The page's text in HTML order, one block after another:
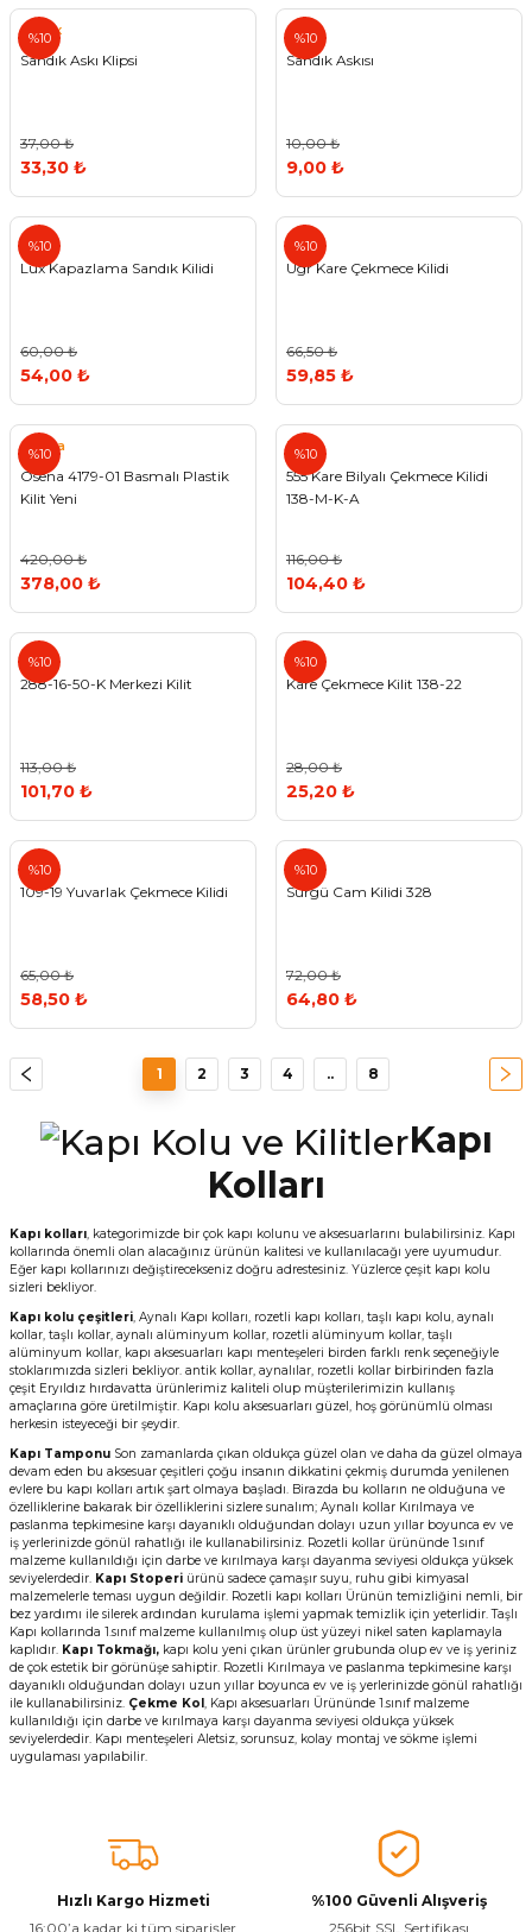
%10
Canex
Sandık Askı Klipsi
37,00 ₺
33,30 ₺
%10
Sandık Askısı
10,00 ₺
9,00 ₺
%10
Lüx Kapazlama Sandık Kilidi
60,00 ₺
54,00 ₺
%10
Std
Ugr Kare Çekmece Kilidi
66,50 ₺
59,85 ₺
%10
Osena
Osena 4179-01 Basmalı Plastik
Kilit Yeni
420,00 ₺
378,00 ₺
%10
555
555 Kare Bilyalı Çekmece Kilidi
138-M-K-A
116,00 ₺
104,40 ₺
%10
Std
288-16-50-K Merkezi Kilit
113,00 ₺
101,70 ₺
%10
Kare Çekmece Kilit 138-22
28,00 ₺
25,20 ₺
%10
Std
109-19 Yuvarlak Çekmece Kilidi
65,00 ₺
58,50 ₺
%10
Sürgü Cam Kilidi 328
72,00 ₺
64,80 ₺
1 2 3 4 .. 8
Kapı
Kolları
Kapı kolları, kategorimizde bir çok kapı kolunu ve aksesuarlarını bulabilirsiniz. Kapı
kollarında önemli olan alacağınız ürünün kalitesi ve kullanılacağı yere uyumudur.
Eğer kapı kollarınızı değiştirecekseniz doğru adrestesiniz. Yüzlerce çeşit kapı kolu
sizleri bekliyor.
Kapı kolu çeşitleri, Aynalı Kapı kolları, rozetli kapı kolları, taşlı kapı kolu, aynalı
kollar, taşlı kollar, aynalı alüminyum kollar, rozetli alüminyum kollar, taşlı
alüminyum kollar, kapı aksesuarları kapı menteşeleri birden farklı renk seçeneğiyle
stoklarımızda sizleri bekliyor. antik kollar, aynalılar, rozetli kollar birbirinden fazla
çeşit Eryıldız hırdavatta ürünlerimiz kaliteli olup müşterilerimizin kullanış
amaçlarına göre üretilmiştir. Kapı kolu aksesuarları güzel, hoş görünümlü olması
herkesin isteyeceği bir şeydir.
Kapı Tamponu Son zamanlarda çıkan oldukça güzel olan ve daha da güzel olmaya
devam eden bu aksesuar çeşitleri çoğu insanın dikkatini çekmiş durumda yenilenen
evlere bu kapı kolları artık şart olmaya başladı. Birazda bu kolların ne olduğuna ve
özelliklerine bakarak bir özelliklerini sizlere sunalım; Aynalı kollar Kırılmaya ve
paslanma tepkimesine karşı dayanıklı olduğundan dolayı uzun yıllar boyunca ev ve
iş yerlerinizde gönül rahatlığı ile kullanabilirsiniz. Rozetli kollar ürününde 1.sınıf
malzeme kullanıldığı için darbe ve kırılmaya karşı dayanma seviyesi oldukça yüksek
seviyelerdedir. Kapı Stoperi ürünü sadece çamaşır suyu, ruhu gibi kimyasal
malzemelerle teması uygun değildir. Rozetli kapı kolları Ürünün temizliğini nemli, bir
bez yardımı ile silerek ardından kurulama işlemi yapmak temizlik için yeterlidir. Taşlı
Kapı kollarında 1.sınıf malzeme kullanılmış olup üst yüzeyi nikel saten kaplamayla
kaplıdır. Kapı Tokmağı, kapı kolu yeni çıkan ürünler grubunda olup ev ve iş yeriniz
de çok estetik bir görünüşe sahiptir. Rozetli Kırılmaya ve paslanma tepkimesine karşı
dayanıklı olduğundan dolayı uzun yıllar boyunca ev ve iş yerlerinizde gönül rahatlığı
ile kullanabilirsiniz. Çekme Kol, Kapı aksesuarları Ürününde 1.sınıf malzeme
kullanıldığı için darbe ve kırılmaya karşı dayanma seviyesi oldukça yüksek
seviyelerdedir. Kapı menteşeleri Aletsiz, sorunsuz, kolay montaj ve sökme işlemi
uygulaması yapılabilir.
Hızlı Kargo Hizmeti
16:00’a kadar ki tüm siparişler
%100 Güvenli Alışveriş
256bit SSL Sertifikası